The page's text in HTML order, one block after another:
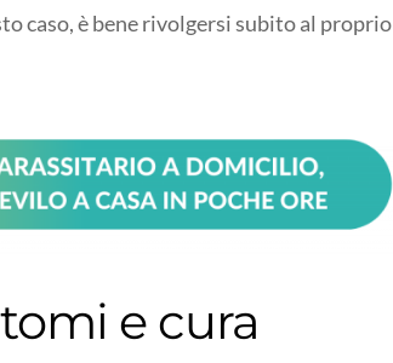
caso, è bene rivolgersi subito al proprio
e cura